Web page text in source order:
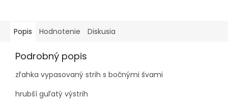
Popis Hodnotenie Diskusia
Podrobný popis
zľahka vypasovaný strih s bočnými švami
hrubší guľatý výstrih